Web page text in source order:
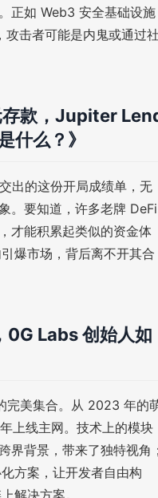
正如 Web3 安全基础设施
攻击者可能是内鬼或通过
存款，Jupiter
什么？》
出的这份开局成绩单，无
。要知道，许多老牌 DeFi
才能积累起类似的资金体
爆市场，背后离不开其合
0G Labs 创始人如
完美集合。从 2023 年的
上线主网。技术上的模块
界背景，带来了独特视角
方案，让开发者自由构
解决方案。